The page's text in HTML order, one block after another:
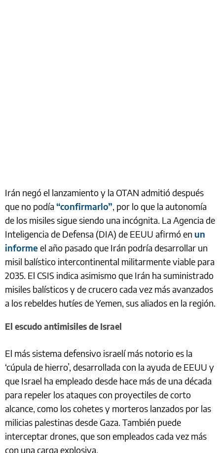
Irán negó el lanzamiento y la OTAN admitió después
que no podía “confirmarlo”, por lo que la autonomía
de los misiles sigue siendo una incógnita. La Agencia de
Inteligencia de Defensa (DIA) de EEUU afirmó en un
informeel año pasado que Irán podría desarrollar un
misil balístico intercontinental militarmente viable para
2035. El CSIS indica asimismo que Irán ha suministrado
misiles balísticos y de crucero cada vez más avanzados
a los rebeldes hutíes de Yemen, sus aliados en la región.
El escudo antimisiles de Israel
El más sistema defensivo israelí más notorio es la
‘cúpula de hierro’, desarrollada con la ayuda de EEUU y
que Israel ha empleado desde hace más de una década
para repeler los ataques con proyectiles de corto
alcance, como los cohetes y morteros lanzados por las
milicias palestinas desde Gaza. También puede
interceptar drones, que son empleados cada vez más
con una carga explosiva.